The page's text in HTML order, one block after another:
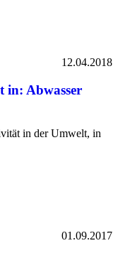
12.04.2018
in: Abwasser
in der Umwelt, in
01.09.2017